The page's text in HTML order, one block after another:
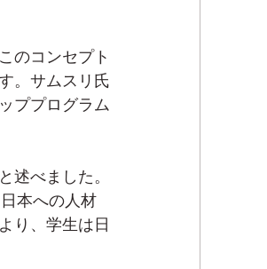
のコンセプト
。サムスリ氏
ププログラム
述べました。
本への人材
り、学生は日